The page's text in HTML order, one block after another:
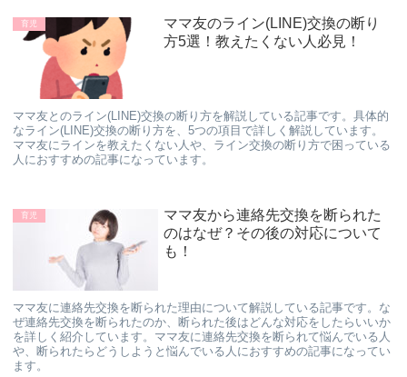
育児
ママ友のライン(LINE)交換の断り
方5選！教えたくない人必見！
ママ友とのライン(LINE)交換の断り方を解説している記事です。具体的
なライン(LINE)交換の断り方を、5つの項目で詳しく解説しています。
ママ友にラインを教えたくない人や、ライン交換の断り方で困っている
人におすすめの記事になっています。
育児
ママ友から連絡先交換を断られた
のはなぜ？その後の対応について
も！
ママ友に連絡先交換を断られた理由について解説している記事です。な
ぜ連絡先交換を断られたのか、断られた後はどんな対応をしたらいいか
を詳しく紹介しています。ママ友に連絡先交換を断られて悩んでいる人
や、断られたらどうしようと悩んでいる人におすすめの記事になってい
ます。